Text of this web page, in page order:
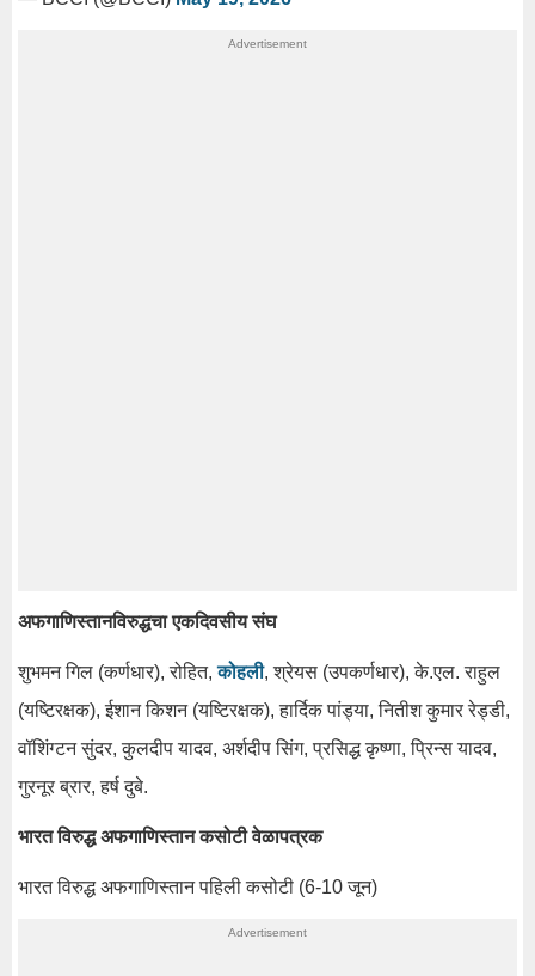
अफगाणिस्तानविरुद्धचा एकदिवसीय संघ
शुभमन गिल (कर्णधार), रोहित,कोहली, श्रेयस (उपकर्णधार), के.एल. राहुल
(यष्टिरक्षक), ईशान किशन (यष्टिरक्षक), हार्दिक पांड्या, नितीश कुमार रेड्डी,
वॉशिंग्टन सुंदर, कुलदीप यादव, अर्शदीप सिंग, प्रसिद्ध कृष्णा, प्रिन्स यादव,
गुरनूर ब्रार, हर्ष दुबे.
भारत विरुद्ध अफगाणिस्तान कसोटी वेळापत्रक
भारत विरुद्ध अफगाणिस्तान पहिली कसोटी (6-10 जून)